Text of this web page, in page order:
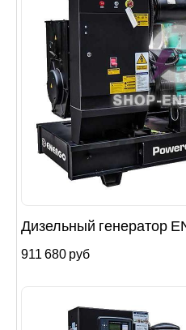
Дизельный генератор
911 680 руб